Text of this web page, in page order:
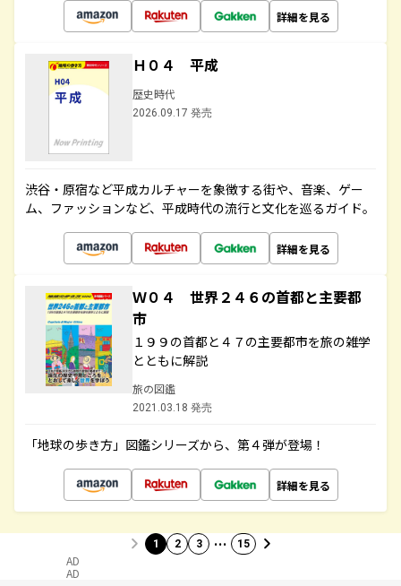
詳細を見る
Ｈ０４ 平成
歴史時代
2026.09.17 発売
渋谷・原宿など平成カルチャーを象徴する街や、音楽、ゲー
ム、ファッションなど、平成時代の流行と文化を巡るガイド。
詳細を見る
Ｗ０４ 世界２４６の首都と主要都
市
１９９の首都と４７の主要都市を旅の雑学
とともに解説
旅の図鑑
2021.03.18 発売
「地球の歩き方」図鑑シリーズから、第４弾が登場！
詳細を見る
1 2 3 … 15
AD
AD